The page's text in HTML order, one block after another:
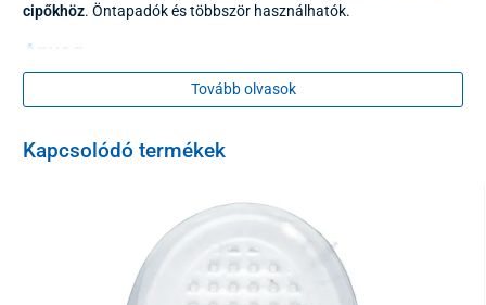
cipőkhöz. Öntapadók és többször használhatók.
Anyag
Csomagolás
Tovább olvasok
Kapcsolódó termékek